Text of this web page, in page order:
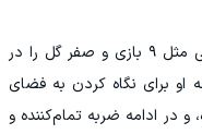
غول نروژی خط حمله سیتی شاید آمار عجیبی مثل ۹ بازی و صفر گل را در
او برای نگاه کردن به فضای
ادامه ضربه تمام‌کننده و